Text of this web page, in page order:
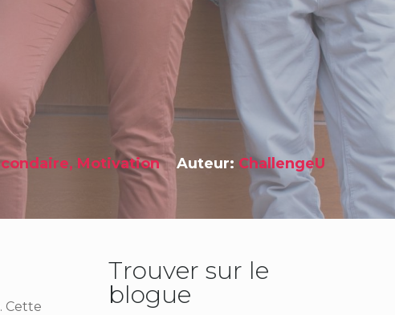
, Motivation Auteur: ChallengeU
Cette
Trouver sur le
blogue